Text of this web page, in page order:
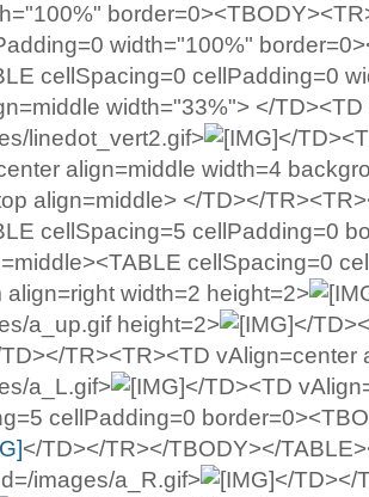
width="100%"
cellSpacing=0 cellPadding=0
width="33%"> </
linedot_vert2.gif>
</
align=middle width=4
align=middle> </TD></
cellSpacing=5 cellPadding=0
cellSpacing=0
align=right width=2 height=2>
a_up.gif height=2>
</
TR><TR><TD vAlign=center
a_L.gif>
</TD><TD
cellPadding=0
</TD></TR></TBODY></
images/a_R.gif>
</TD></